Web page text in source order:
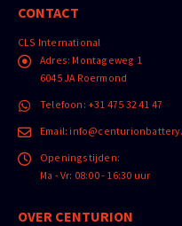
CONTACT
CLS International
Adres: Montageweg 1
6045 JA Roermond
Telefoon: +31 475 32 41 47
Email:
Openingstijden:
Ma - Vr: 08:00 - 16:30 uur
OVER CENTURION